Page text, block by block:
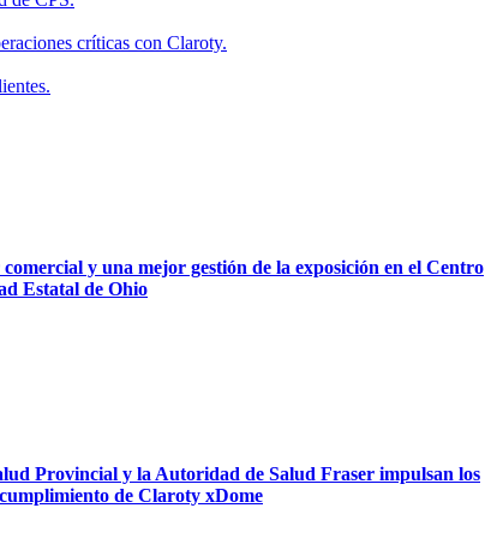
críticas con Claroty.
y una mejor gestión de la exposición en el Centro
Estatal de Ohio
Provincial y la Autoridad de Salud Fraser impulsan los
de Claroty xDome